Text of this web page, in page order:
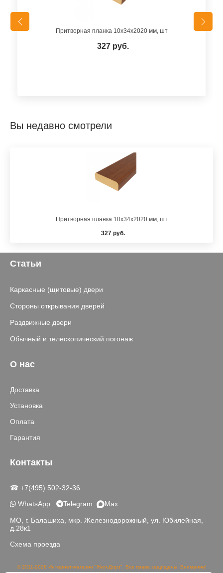
Притворная планка 10x34x2020 мм, шт
327 руб.
Вы недавно смотрели
Притворная планка 10x34x2020 мм, шт
327 руб.
Статьи
Каркасные (щитовые) двери
Стороны открывания дверей
Раздвижные двери
Обычный и телескопический погонаж
О нас
Доставка
Установка
Оплата
Гарантия
Контакты
☎ +7(495) 502-32-36
WhatsApp
Telegram Max
МО, г. Балашиха, мкр. Железнодорожный, ул. Юбилейная,
д.28к1
Схема проезда
© 2011-2026 Интернет-магазин "Жел-Дорз". Все права защищены. Внимание!